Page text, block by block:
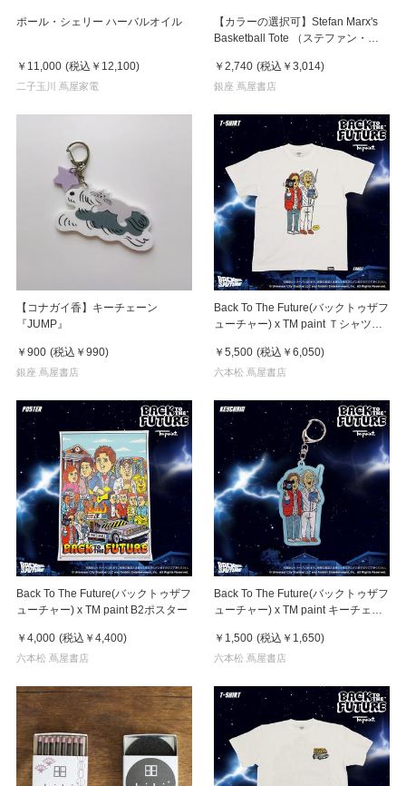
ポール・シェリー ハーバルオイル
￥11,000 (税込 ￥12,100)
二子玉川 蔦屋家電
【カラーの選択可】Stefan Marx's
Basketball Tote （ステファン・マ
￥2,740 (税込 ￥3,014)
銀座 蔦屋書店
【コナガイ香】キーチェーン
『JUMP』
￥900 (税込 ￥990)
銀座 蔦屋書店
Back To The Future(バックトゥザフ
ューチャー) x TM paint Ｔシャツ
￥5,500 (税込 ￥6,050)
六本松 蔦屋書店
Back To The Future(バックトゥザフ
ューチャー) x TM paint B2ポスター
￥4,000 (税込 ￥4,400)
六本松 蔦屋書店
Back To The Future(バックトゥザフ
ューチャー) x TM paint キーチェー
￥1,500 (税込 ￥1,650)
六本松 蔦屋書店